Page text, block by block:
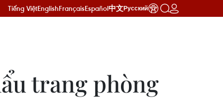
Tiếng ViệtEnglishFrançaisEspañol中文Русский
trang phòng